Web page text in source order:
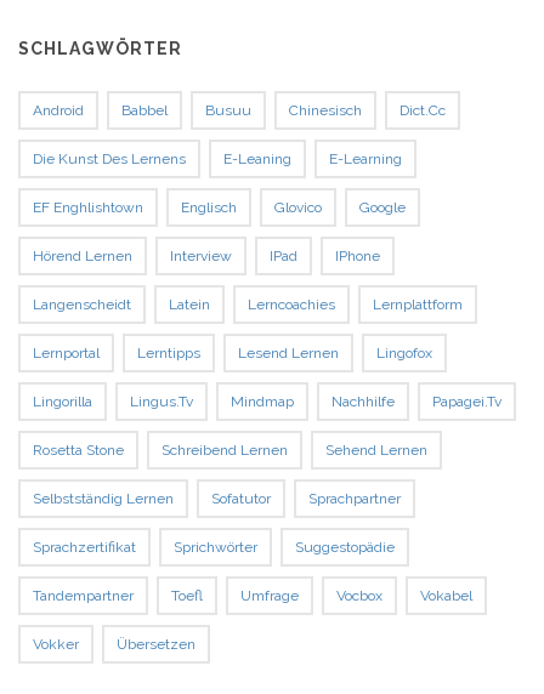
SCHLAGWÖRTER
Android Babbel Busuu Chinesisch Dict.cc
Die Kunst Des Lernens E-Leaning E-Learning
EF Enghlishtown Englisch Glovico Google
Hörend Lernen Interview IPad IPhone
Langenscheidt Latein Lerncoachies Lernplattform
Lernportal Lerntipps Lesend Lernen Lingofox
Lingorilla Lingus.tv Mindmap Nachhilfe Papagei.tv
Rosetta Stone Schreibend Lernen Sehend Lernen
Selbstständig Lernen Sofatutor Sprachpartner
Sprachzertifikat Sprichwörter Suggestopädie
Tandempartner Toefl Umfrage Vocbox Vokabel
Vokker Übersetzen